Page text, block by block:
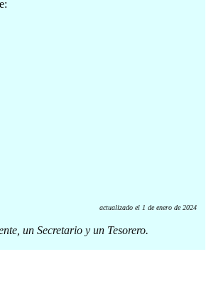
actualizado el 1 de enero de 2024
un Secretario y un Tesorero.